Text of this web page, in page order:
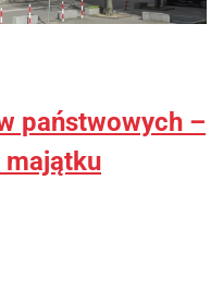
państwowych –